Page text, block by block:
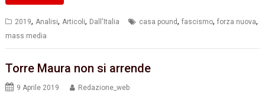
2019,Analisi,Articoli, Dall'Italia casa pound,fascismo,forza nuova,
mass media
Torre Maura non si arrende
9 Aprile 2019 Redazione_web